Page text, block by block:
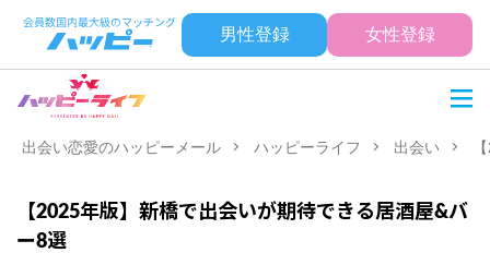
男性登録 女性登録
出会い恋愛のハッピーメール ハッピーライフ 出会い
【2025年版】新橋で出会いが期待できる居酒屋&バ
ー8選